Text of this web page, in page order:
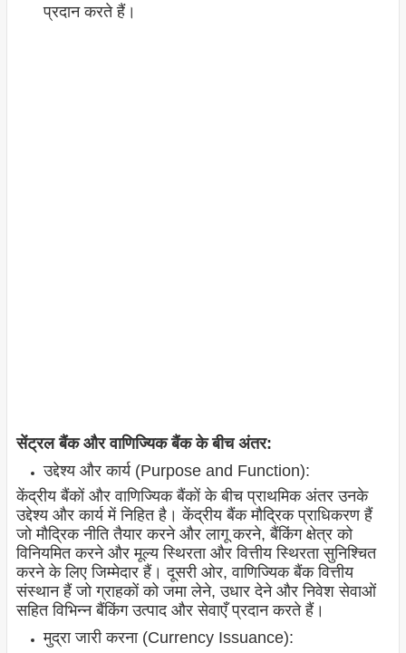
प्रदान करते हैं।
सेंट्रल बैंक और वाणिज्यिक बैंक के बीच अंतर:
उद्देश्य और कार्य (Purpose and Function):
केंद्रीय बैंकों और वाणिज्यिक बैंकों के बीच प्राथमिक अंतर उनके
उद्देश्य और कार्य में निहित है। केंद्रीय बैंक मौद्रिक प्राधिकरण हैं
जो मौद्रिक नीति तैयार करने और लागू करने, बैंकिंग क्षेत्र को
विनियमित करने और मूल्य स्थिरता और वित्तीय स्थिरता सुनिश्चित
करने के लिए जिम्मेदार हैं। दूसरी ओर, वाणिज्यिक बैंक वित्तीय
संस्थान हैं जो ग्राहकों को जमा लेने, उधार देने और निवेश सेवाओं
सहित विभिन्न बैंकिंग उत्पाद और सेवाएँ प्रदान करते हैं।
मुद्रा जारी करना (Currency Issuance):